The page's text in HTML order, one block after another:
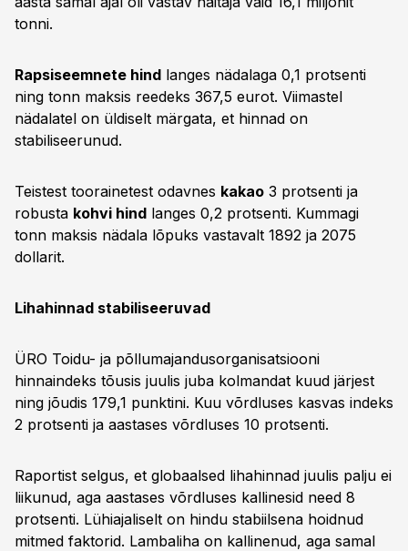
tonni.
Rapsiseemnete hind langes nädalaga 0,1 protsenti
ning tonn maksis reedeks 367,5 eurot. Viimastel
nädalatel on üldiselt märgata, et hinnad on
stabiliseerunud.
Teistest toorainetest odavnes kakao 3 protsenti ja
robusta kohvi hind langes 0,2 protsenti. Kummagi
tonn maksis nädala lõpuks vastavalt 1892 ja 2075
dollarit.
Lihahinnad stabiliseeruvad
ÜRO Toidu- ja põllumajandusorganisatsiooni
hinnaindeks tõusis juulis juba kolmandat kuud järjest
ning jõudis 179,1 punktini. Kuu võrdluses kasvas indeks
2 protsenti ja aastases võrdluses 10 protsenti.
Raportist selgus, et globaalsed lihahinnad juulis palju ei
liikunud, aga aastases võrdluses kallinesid need 8
protsenti. Lühiajaliselt on hindu stabiilsena hoidnud
mitmed faktorid. Lambaliha on kallinenud, aga samal